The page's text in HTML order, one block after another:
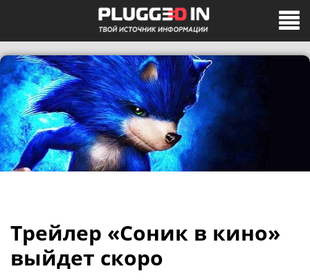
Трейлер «Соник в кино»
выйдет скоро